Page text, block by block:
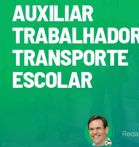
Plano de Governo
Meu Trabalho
O Que Penso
AUXILIAR
TRANSPORTE
ESCOLAR